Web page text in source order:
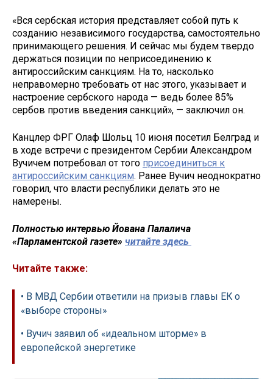
«Вся сербская история представляет собой путь к
созданию независимого государства, самостоятельно
принимающего решения. И сейчас мы будем твердо
держаться позиции по неприсоединению к
антироссийским санкциям. На то, насколько
неправомерно требовать от нас этого, указывает и
настроение сербского народа — ведь более 85%
сербов против введения санкций», — заключил он.
Канцлер ФРГ Олаф Шольц 10 июня посетил Белград и
в ходе встречи с президентом Сербии Александром
Вучичем потребовал от того присоединиться к
антироссийским санкциям. Ранее Вучич неоднократно
говорил, что власти республики делать это не
намерены.
Полностью интервью Йована Палалича
«Парламентской газете» читайте здесь
Читайте также:
• В МВД Сербии ответили на призыв главы ЕК о
«выборе стороны»
• Вучич заявил об «идеальном шторме» в
европейской энергетике